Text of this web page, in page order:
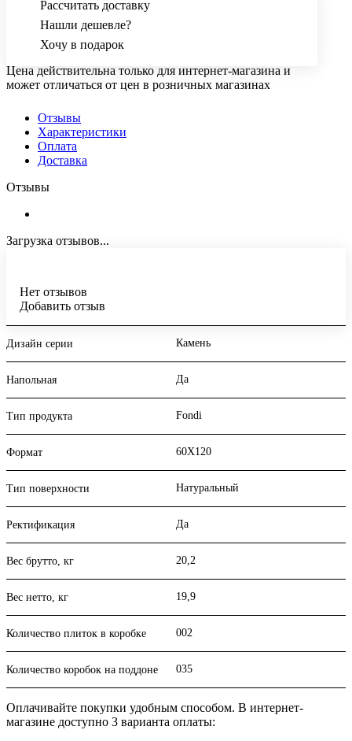
Рассчитать доставку
Нашли дешевле?
Хочу в подарок
Цена действительна только для интернет-магазина и
может отличаться от цен в розничных магазинах
Отзывы
Характеристики
Оплата
Доставка
Отзывы
Загрузка отзывов...
Нет отзывов
Добавить отзыв
Дизайн серии Камень
Напольная Да
Тип продукта Fondi
Формат 60X120
Тип поверхности Натуральный
Ректификация Да
Вес брутто, кг 20,2
Вес нетто, кг 19,9
Количество плиток в коробке 002
Количество коробок на поддоне 035
Оплачивайте покупки удобным способом. В интернет-
магазине доступно 3 варианта оплаты: